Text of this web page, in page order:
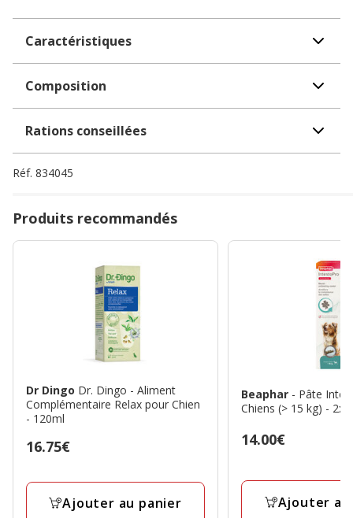
Caractéristiques
Composition
Rations conseillées
Réf. 834045
Produits recommandés
Dr Dingo Dr. Dingo - Aliment
Complémentaire Relax pour Chien
- 120ml
Prix
16.75€
Ajouter au panier
Beaphar - Pâte
Chiens (> 15 kg) - 2x
Prix
14.00€
Ajouter